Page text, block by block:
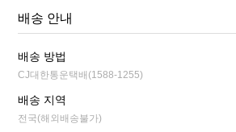
배송 안내
배송 방법
CJ대한통운택배(1588-1255)
배송 지역
전국(해외배송불가)